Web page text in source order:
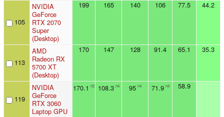
105
NVIDIA
GeForce
RTX 2070
Super
(Desktop)
199 165 140 106 77.5 44.2
113
AMD
Radeon RX
5700 XT
(Desktop)
170 147 128 91.4 65.1 35.3
119
NVIDIA
GeForce
RTX 3060
Laptop GPU
170.1 n2 108.3 n4 95 n4 71.9 n4 58.9